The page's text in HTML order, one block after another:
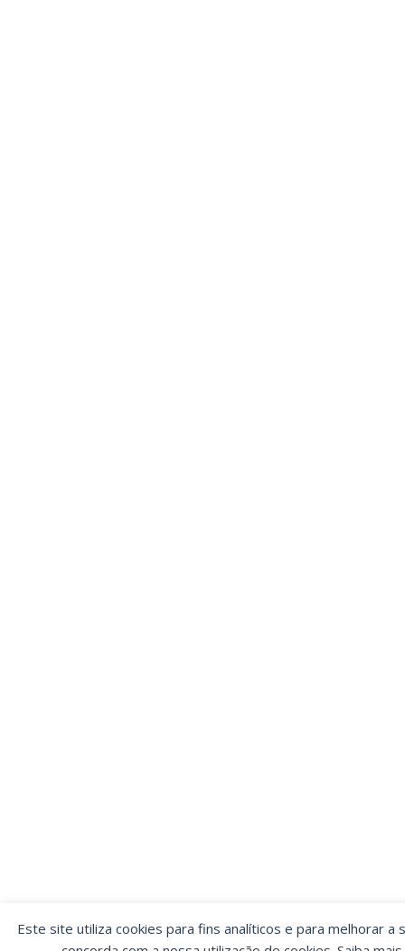
Este site utiliza cookies para fins analíticos e para melhorar a